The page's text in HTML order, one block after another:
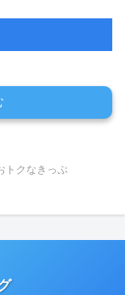
トクなきっぷ